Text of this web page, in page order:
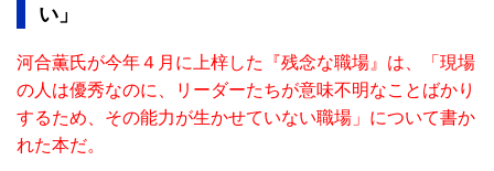
い」
河合薫氏が今年４月に上梓した『残念な職場』は、「現場
の人は優秀なのに、リーダーたちが意味不明なことばかり
するため、その能力が生かせていない職場」について書か
れた本だ。